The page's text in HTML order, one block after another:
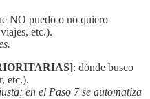
NO puedo o no quiero
etc.).
: dónde busco
etc.).
en el Paso 7 se automatiza